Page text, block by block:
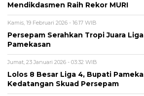
Mendikdasmen Raih Rekor MURI
Kamis, 19 Februari 2026 - 16:17 WIB
Persepam Serahkan Tropi Juara
Pamekasan
Jumat, 23 Januari 2026 - 03:32 WIB
Lolos 8 Besar Liga 4, Bupati
Kedatangan Skuad Persepam